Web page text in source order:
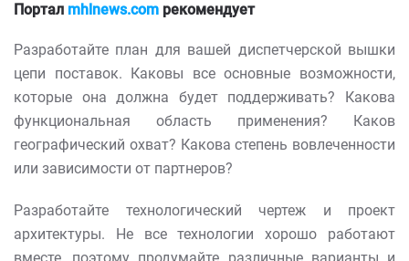
Портал mhlnews.com рекомендует
Разработайте план для вашей диспетчерской вышки
цепи поставок. Каковы все основные возможности,
которые она должна будет поддерживать? Какова
функциональная область применения? Каков
географический охват? Какова степень вовлеченности
или зависимости от партнеров?
Разработайте технологический чертеж и проект
архитектуры. Не все технологии хорошо работают